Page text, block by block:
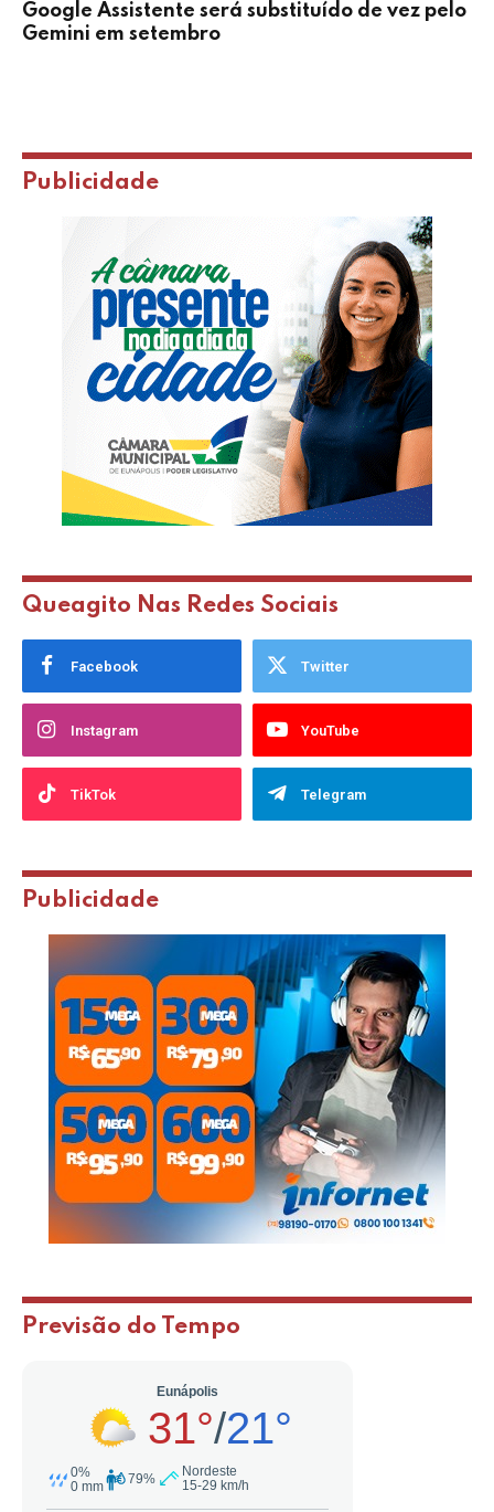
Google Assistente será substituído de vez pelo
Gemini em setembro
Publicidade
Queagito Nas Redes Sociais
Facebook Twitter
Instagram YouTube
TikTok Telegram
Publicidade
Previsão do Tempo